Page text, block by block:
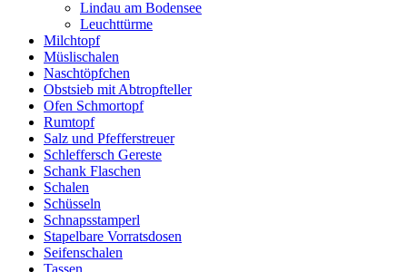
Lindau am Bodensee
Leuchttürme
Milchtopf
Müslischalen
Naschtöpfchen
Obstsieb mit Abtropfteller
Ofen Schmortopf
Rumtopf
Salz und Pfefferstreuer
Schleffersch Gereste
Schank Flaschen
Schalen
Schüsseln
Schnapsstamperl
Stapelbare Vorratsdosen
Seifenschalen
Tassen